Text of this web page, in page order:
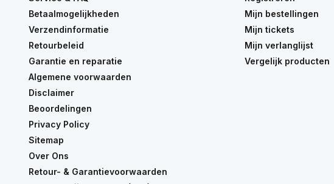
Betaalmogelijkheden
Verzendinformatie
Retourbeleid
Garantie en reparatie
Algemene voorwaarden
Disclaimer
Beoordelingen
Privacy Policy
Sitemap
Over Ons
Retour- & Garantievoorwaarden
Mijn bestellingen
Mijn tickets
Mijn verlanglijst
Vergelijk producten